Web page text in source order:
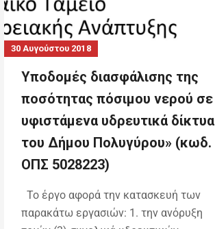
30 Αυγούστου 2018
Υποδομές διασφάλισης της
ποσότητας πόσιμου νερού σε
υφιστάμενα υδρευτικά δίκτυα
του Δήμου Πολυγύρου» (κωδ.
ΟΠΣ 5028223)
Το έργο αφορά την κατασκευή των
παρακάτω εργασιών: 1. την ανόρυξη